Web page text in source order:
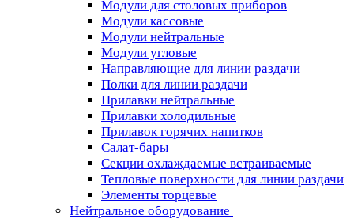
Модули для столовых приборов
Модули кассовые
Модули нейтральные
Модули угловые
Направляющие для линии раздачи
Полки для линии раздачи
Прилавки нейтральные
Прилавки холодильные
Прилавок горячих напитков
Салат-бары
Секции охлаждаемые встраиваемые
Тепловые поверхности для линии раздачи
Элементы торцевые
Нейтральное оборудование